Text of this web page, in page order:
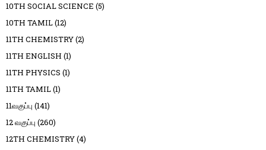
10TH SOCIAL SCIENCE (5)
10TH TAMIL(12)
11TH CHEMISTRY(2)
11TH ENGLISH (1)
11TH PHYSICS (1)
11TH TAMIL(1)
11வகுப்பு (141)
12 வகுப்பு (260)
12TH CHEMISTRY(4)